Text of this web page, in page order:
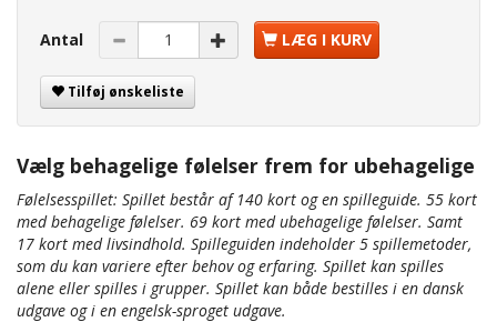
Antal LÆG I KURV
Tilføj ønskeliste
Vælg behagelige følelser frem for ubehagelige
Følelsesspillet: Spillet består af 140 kort og en spilleguide. 55 kort
med behagelige følelser. 69 kort med ubehagelige følelser. Samt
17 kort med livsindhold. Spilleguiden indeholder 5 spillemetoder,
som du kan variere efter behov og erfaring. Spillet kan spilles
alene eller spilles i grupper. Spillet kan både bestilles i en dansk
udgave og i en engelsk-sproget udgave.